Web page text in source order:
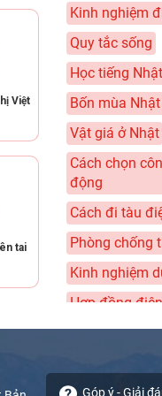
Lý
bác
cửa
sĩ.
buýt
đỗ
xe
khi
xe
là
phải
phụ
cúi
Vẫy
sẽ tiễn
chào
Việt
tai
Kinh nghiệm
Quy tắc sống
Học tiếng
Bốn mùa
Vật giá ở Nhật
Cách chọn
động
Cách đi tàu
Phòng chống
Kinh nghiệm
Hợp đồng
Sổ chi tiêu
Góp ý - Giải